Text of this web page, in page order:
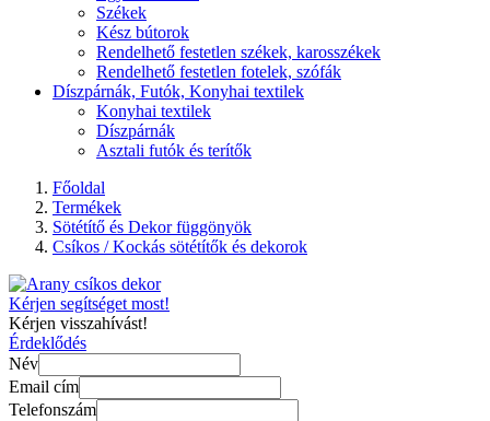
Székek
Kész bútorok
Rendelhető festetlen székek, karosszékek
Rendelhető festetlen fotelek, szófák
Díszpárnák, Futók, Konyhai textilek
Konyhai textilek
Díszpárnák
Asztali futók és terítők
Főoldal
Termékek
Sötétítő és Dekor függönyök
Csíkos / Kockás sötétítők és dekorok
Kérjen segítséget most!
Kérjen visszahívást!
Érdeklődés
Név
Email cím
Telefonszám